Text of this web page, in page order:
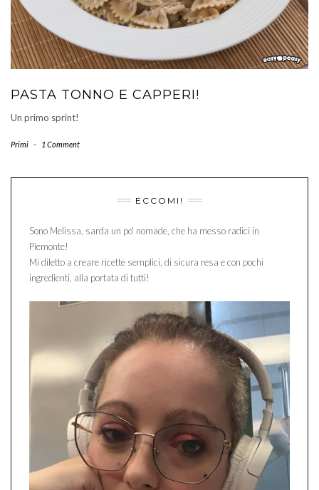
PASTA TONNO E CAPPERI!
Un primo sprint!
Primi - 1 Comment
ECCOMI!
Sono Melissa, sarda un po' nomade, che ha messo radici in
Piemonte!
Mi diletto a creare ricette semplici, di sicura resa e con pochi
ingredienti, alla portata di tutti!